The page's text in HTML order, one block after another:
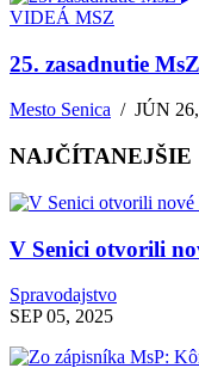
VIDEÁ MSZ
25. zasadnutie MsZ
Mesto Senica /JÚN 26,
NAJČÍTANEJŠIE
V Senici otvorili
Spravodajstvo
SEP 05, 2025